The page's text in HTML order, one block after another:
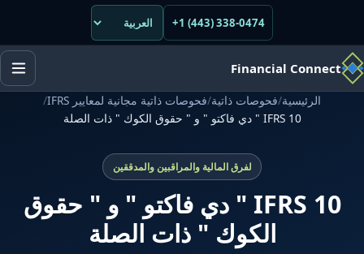
+1 (443) 338-0474
Financial Connect
الرئيسية/فحوصات ذاتية/فحوصات ذاتية مجانية لمعايير IFRS
/
IFRS 10 " دي فاكتو " و " حقوق الكوك " ذات الصلة
لفرق المالية والمراقبين والمدققين
IFRS 10 " دي فاكتو " و " حقوق
الكوك " ذات الصلة